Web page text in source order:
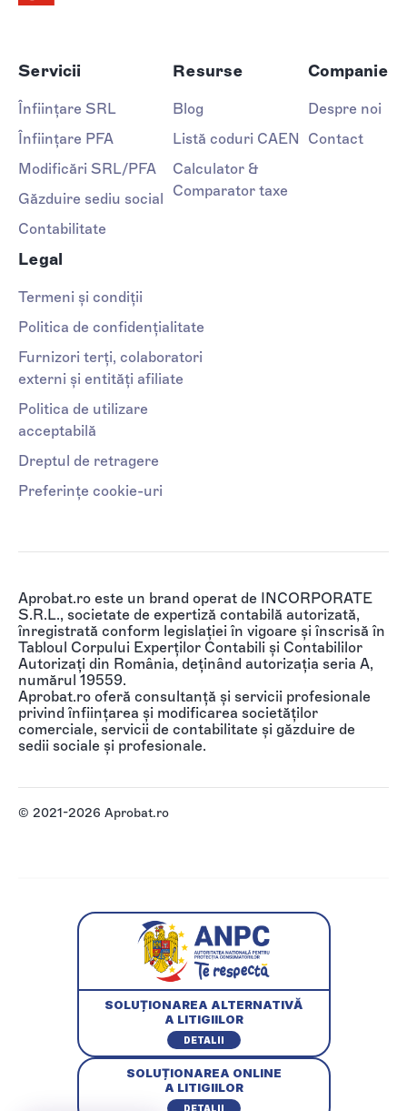
Servicii
Înființare SRL
Înființare PFA
Modificări SRL/PFA
Găzduire sediu social
Contabilitate
Resurse
Blog
Listă coduri CAEN
Calculator &
Comparator taxe
Companie
Despre noi
Contact
Legal
Termeni și condiții
Politica de confidențialitate
Furnizori terți, colaboratori
externi și entități afiliate
Politica de utilizare
acceptabilă
Dreptul de retragere
Preferințe cookie-uri
Aprobat.ro este un brand operat de INCORPORATE
S.R.L., societate de expertiză contabilă autorizată,
înregistrată conform legislației în vigoare și înscrisă în
Tabloul Corpului Experților Contabili și Contabililor
Autorizați din România, deținând autorizația seria A,
numărul 19559.
Aprobat.ro oferă consultanță și servicii profesionale
privind înființarea și modificarea societăților
comerciale, servicii de contabilitate și găzduire de
sedii sociale și profesionale.
© 2021-2026 Aprobat.ro
SOLUȚIONAREA ALTERNATIVĂ
A LITIGIILOR
DETALII
SOLUȚIONAREA ONLINE
A LITIGIILOR
DETALII